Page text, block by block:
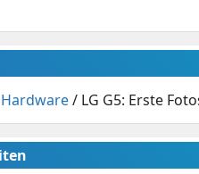
Hardware/ LG G5: Erste